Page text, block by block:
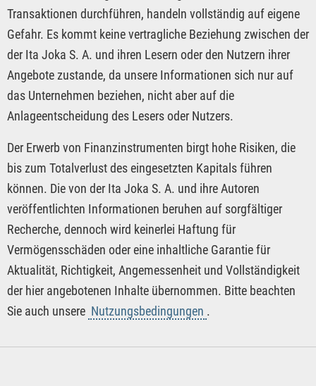
Transaktionen durchführen, handeln vollständig auf eigene
Gefahr. Es kommt keine vertragliche Beziehung zwischen der
der Ita Joka S. A. und ihren Lesern oder den Nutzern ihrer
Angebote zustande, da unsere Informationen sich nur auf
das Unternehmen beziehen, nicht aber auf die
Anlageentscheidung des Lesers oder Nutzers.
Der Erwerb von Finanzinstrumenten birgt hohe Risiken, die
bis zum Totalverlust des eingesetzten Kapitals führen
können. Die von der Ita Joka S. A. und ihre Autoren
veröffentlichten Informationen beruhen auf sorgfältiger
Recherche, dennoch wird keinerlei Haftung für
Vermögensschäden oder eine inhaltliche Garantie für
Aktualität, Richtigkeit, Angemessenheit und Vollständigkeit
der hier angebotenen Inhalte übernommen. Bitte beachten
Sie auch unsere Nutzungsbedingungen .